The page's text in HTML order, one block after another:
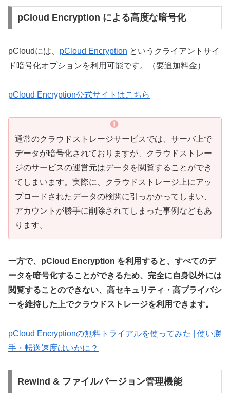
pCloud Encryption による高度な暗号化
pCloudには、 pCloud Encryption というクライアントサイ
ド暗号化オプションを利用可能です。（要追加料金）
pCloud Encryption公式サイトはこちら
通常のクラウドストレージサービスでは、サーバ上で
データが暗号化されておりますが、クラウドストレー
ジのサービスの運営元はデータを閲覧することができ
てしまいます。実際に、クラウドストレージ上にアッ
プロードされたデータの検閲に引っかかってしまい、
アカウントが勝手に削除されてしまった事例などもあ
ります。
一方で、pCloud Encryption を利用すると、すべてのデ
ータを暗号化することができるため、完全に自身以外には
閲覧することのできない、高セキュリティ・高プライバシ
ーを維持した上でクラウドストレージを利用できます。
pCloud Encryptionの無料トライアルを使ってみた | 使い勝
手・転送速度はいかに？
Rewind & ファイルバージョン管理機能